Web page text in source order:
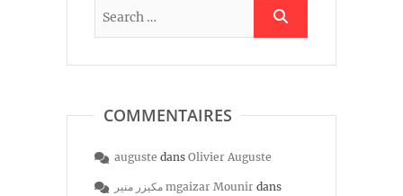
COMMENTAIRES
auguste dans Olivier Auguste
مكيزر منير mgaizar Mounir dans